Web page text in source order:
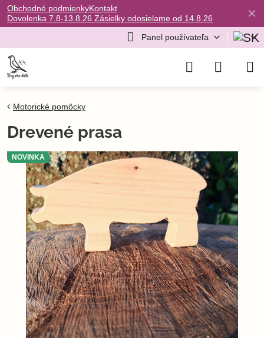
✕
Obchodné podmienkyKontakt
Dovolenka 7.8-13.8.26 Zásielky odosielame od 14.8.26
Panel používateľa
NOVINKA
Motorické pomôcky
Drevené prasa